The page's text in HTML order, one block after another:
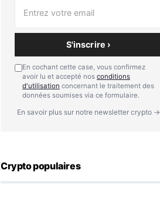
S'inscrire ›
En cochant cette case, vous confirmez
avoir lu et accepté nos conditions
d'utilisation concernant le traitement des
données soumises via ce formulaire.
En savoir plus sur notre newsletter crypto →
Crypto populaires